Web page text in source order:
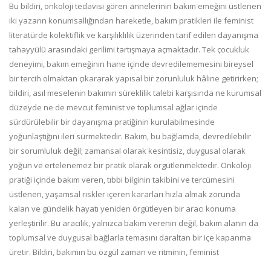
Bu bildiri, onkoloji tedavisi gören annelerinin bakım emeğini üstlenen
iki yazarın konumsallığından hareketle, bakım pratikleri ile feminist
literatürde kolektiflik ve karşılıklılık üzerinden tarif edilen dayanışma
tahayyülü arasındaki gerilimi tartışmaya açmaktadır. Tek çocukluk
deneyimi, bakım emeğinin hane içinde devredilememesini bireysel
bir tercih olmaktan çıkararak yapısal bir zorunluluk hâline getirirken;
bildiri, asıl meselenin bakımın süreklilik talebi karşısında ne kurumsal
düzeyde ne de mevcut feminist ve toplumsal ağlar içinde
sürdürülebilir bir dayanışma pratiğinin kurulabilmesinde
yoğunlaştığını ileri sürmektedir. Bakım, bu bağlamda, devredilebilir
bir sorumluluk değil; zamansal olarak kesintisiz, duygusal olarak
yoğun ve ertelenemez bir pratik olarak örgütlenmektedir. Onkoloji
pratiği içinde bakım veren, tıbbi bilginin takibini ve tercümesini
üstlenen, yaşamsal riskler içeren kararları hızla almak zorunda
kalan ve gündelik hayatı yeniden örgütleyen bir aracı konuma
yerleştirilir. Bu aracılık, yalnızca bakım verenin değil, bakım alanın da
toplumsal ve duygusal bağlarla temasını daraltan bir içe kapanma
üretir. Bildiri, bakımın bu özgül zaman ve ritminin, feminist